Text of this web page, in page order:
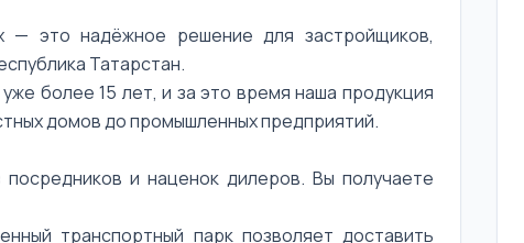
— это надёжное решение для застройщиков,
Татарстан.
более 15 лет, и за это время наша продукция
домов до промышленных предприятий.
и наценок дилеров. Вы получаете
транспортный парк позволяет доставить